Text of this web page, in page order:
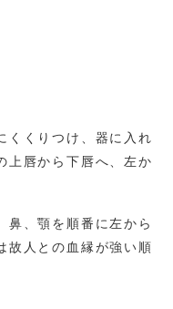
くくりつけ、器に入れ
上唇から下唇へ、左か
鼻、顎を順番に左から
故人との血縁が強い順